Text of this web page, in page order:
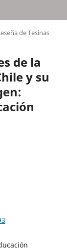
de Tesinas
de la
y su